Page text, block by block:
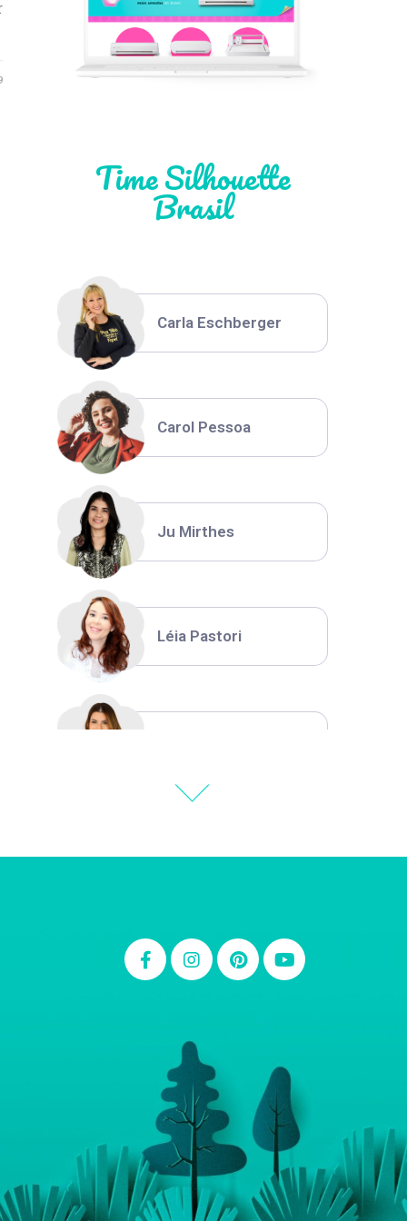
Time Silhouette
Brasil
Léia Pastori
Thiara Ney
Carla Eschberger
Carol Pessoa
Ju Mirthes
Léia Pastori
Carla Eschberger
Carol Pessoa
Ju Mirthes